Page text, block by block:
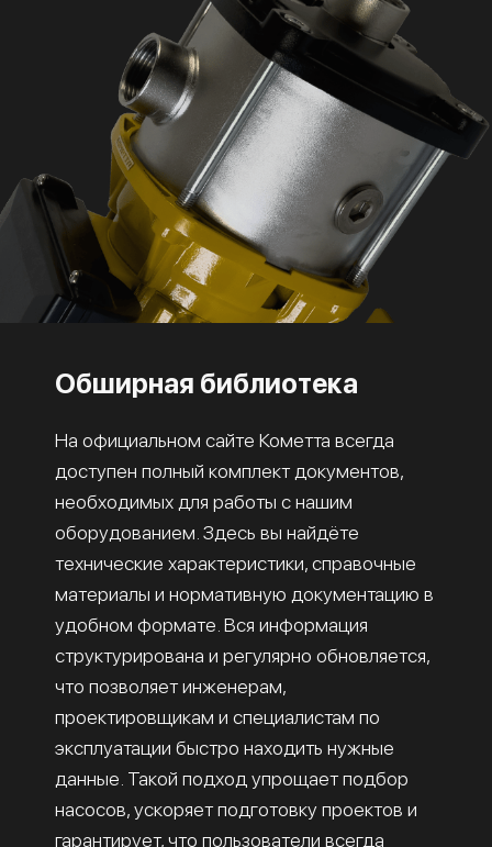
Обширная библиотека
На официальном сайте Кометта всегда
доступен полный комплект документов,
необходимых для работы с нашим
оборудованием. Здесь вы найдёте
технические характеристики, справочные
материалы и нормативную документацию в
удобном формате. Вся информация
структурирована и регулярно обновляется,
что позволяет инженерам,
проектировщикам и специалистам по
эксплуатации быстро находить нужные
данные. Такой подход упрощает подбор
насосов, ускоряет подготовку проектов и
гарантирует, что пользователи всегда